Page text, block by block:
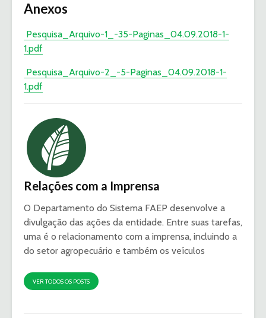
Anexos
Pesquisa_Arquivo-1_-35-Paginas_04.09.2018-1-
1.pdf
Pesquisa_Arquivo-2_-5-Paginas_04.09.2018-1-
1.pdf
Relações com a Imprensa
O Departamento do Sistema FAEP desenvolve a
divulgação das ações da entidade. Entre suas tarefas,
uma é o relacionamento com a imprensa, incluindo a
do setor agropecuário e também os veículos
VER TODOS OS POSTS